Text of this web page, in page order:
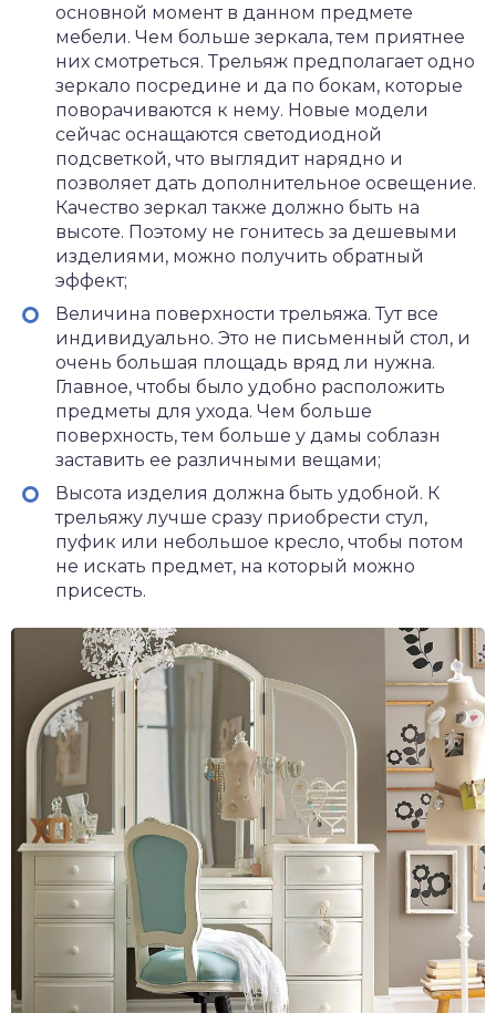
основной момент в данном предмете
мебели. Чем больше зеркала, тем приятнее
них смотреться. Трельяж предполагает одно
зеркало посредине и да по бокам, которые
поворачиваются к нему. Новые модели
сейчас оснащаются светодиодной
подсветкой, что выглядит нарядно и
позволяет дать дополнительное освещение.
Качество зеркал также должно быть на
высоте. Поэтому не гонитесь за дешевыми
изделиями, можно получить обратный
эффект;
Величина поверхности трельяжа. Тут все
индивидуально. Это не письменный стол, и
очень большая площадь вряд ли нужна.
Главное, чтобы было удобно расположить
предметы для ухода. Чем больше
поверхность, тем больше у дамы соблазн
заставить ее различными вещами;
Высота изделия должна быть удобной. К
трельяжу лучше сразу приобрести стул,
пуфик или небольшое кресло, чтобы потом
не искать предмет, на который можно
присесть.